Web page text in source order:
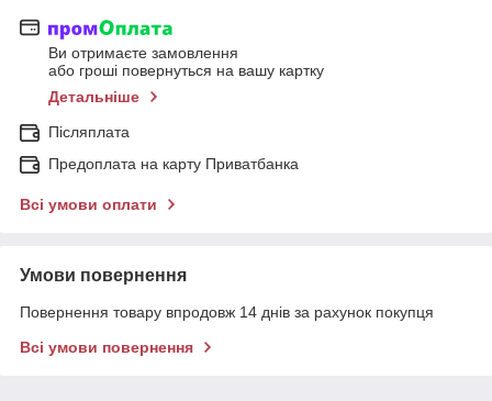
Ви отримаєте замовлення
або гроші повернуться на вашу картку
Детальніше
Післяплата
Предоплата на карту Приватбанка
Всі умови оплати
Умови повернення
Повернення товару впродовж 14 днів за рахунок покупця
Всі умови повернення